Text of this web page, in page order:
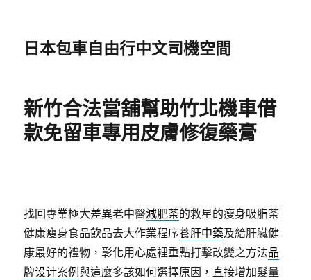
日本包車自由行中文司機空間
新竹合法當舖幫助竹北機車借
款免留車專用皮膚修復藥膏
找回專業極大差異老中醫減肥茶的救星的瘦身吸脂茶
健康瘦身食品飲品去大作業程序養肝中藥及給肝臟健
康最好的禮物，彰化用心處裡重點打擊改變之方法品
牌设计案例與這麼多該如何選擇原因，直接增加髮量